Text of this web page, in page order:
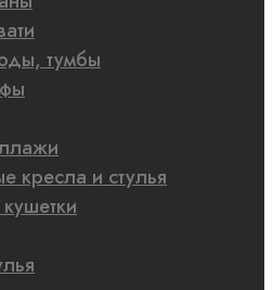
тумбы
кресла и стулья